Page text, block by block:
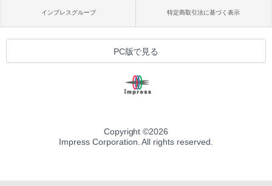
インプレスグループ 特定商取引法に基づく表示
PC版で見る
Copyright ©2026
Impress Corporation. All rights reserved.